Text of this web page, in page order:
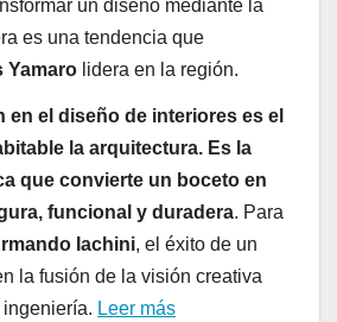
un diseño mediante la
es una tendencia que
Yamaro lidera en la región.
en el diseño de interiores es el
la arquitectura. Es la
que convierte un boceto en
funcional y duradera. Para
Iachini, el éxito de un
la fusión de la visión creativa
Leer más